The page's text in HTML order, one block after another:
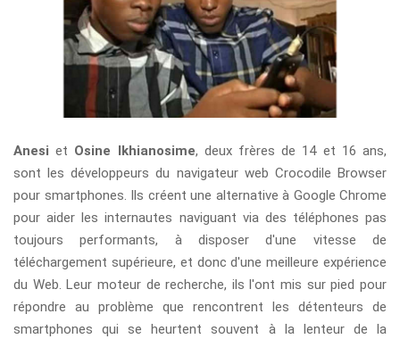
Anesi et Osine Ikhianosime, deux frères de 14 et 16 ans,
sont les développeurs du navigateur web Crocodile Browser
pour smartphones. Ils créent une alternative à Google Chrome
pour aider les internautes naviguant via des téléphones pas
toujours performants, à disposer d'une vitesse de
téléchargement supérieure, et donc d'une meilleure expérience
du Web. Leur moteur de recherche, ils l'ont mis sur pied pour
répondre au problème que rencontrent les détenteurs de
smartphones qui se heurtent souvent à la lenteur de la